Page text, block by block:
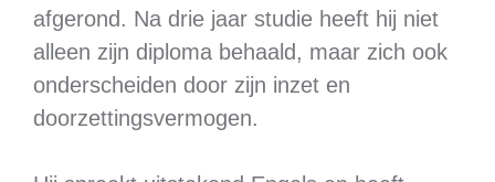
afgerond. Na drie jaar studie heeft hij niet
alleen zijn diploma behaald, maar zich ook
onderscheiden door zijn inzet en
doorzettingsvermogen.